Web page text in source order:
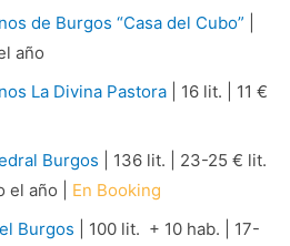
de Burgos “Casa del Cubo”
año
La Divina Pastora| 16 lit. | 11 €
Burgos | 136 lit. | 23-25 € lit.
el año | En Booking
Burgos | 100 lit. + 10 hab. | 17-